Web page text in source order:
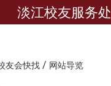
淡江校友服务处
友会快找 / 网站导览